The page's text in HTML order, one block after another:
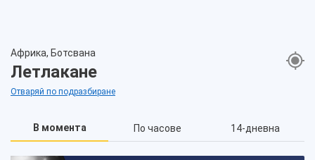
Африка, Ботсвана
Летлакане
Отваряй по подразбиране
В момента По часове 14-дневна